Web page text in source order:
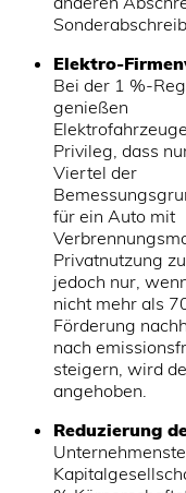
Elektro-
Bei der 1 %-
genießen
Privileg, dass
Viertel der
für ein Auto mit
Privatnutzung
jedoch nur,
nicht mehr als
Förderung
nach
steigern, wird
angehoben.
Reduzierung